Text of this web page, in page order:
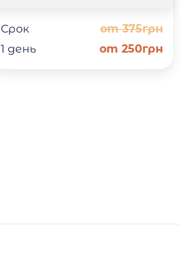
Срок
1 день
от 375грн
от 250грн